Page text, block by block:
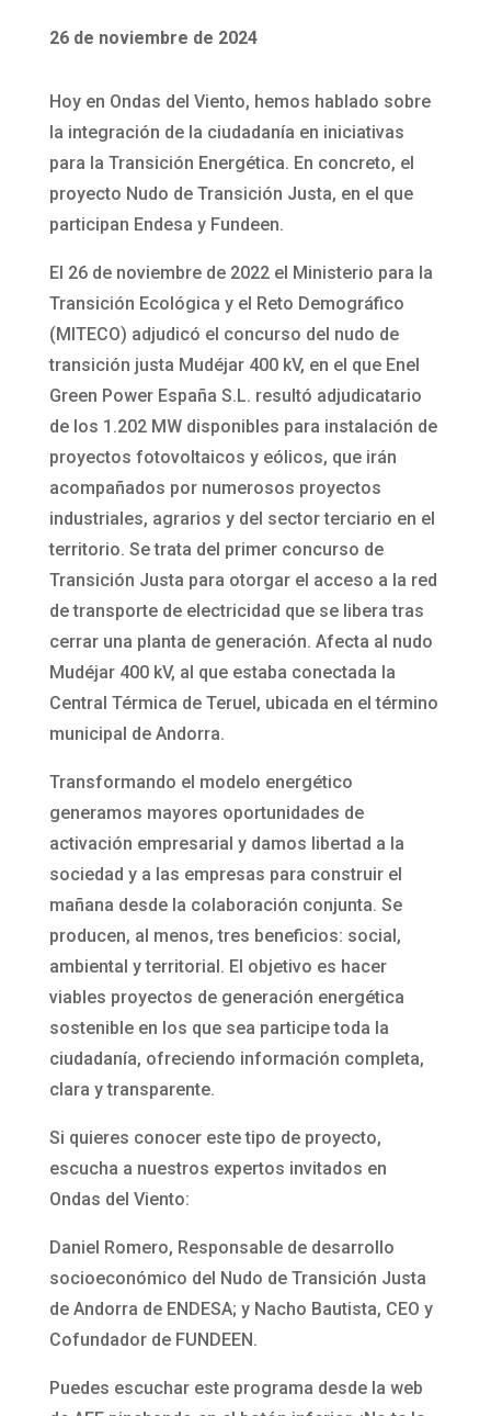
26 de noviembre de 2024
Hoy en Ondas del Viento, hemos hablado sobre
la integración de la ciudadanía en iniciativas
para la Transición Energética. En concreto, el
proyecto Nudo de Transición Justa, en el que
participan Endesa y Fundeen.
El 26 de noviembre de 2022 el Ministerio para la
Transición Ecológica y el Reto Demográfico
(MITECO) adjudicó el concurso del nudo de
transición justa Mudéjar 400 kV, en el que Enel
Green Power España S.L. resultó adjudicatario
de los 1.202 MW disponibles para instalación de
proyectos fotovoltaicos y eólicos, que irán
acompañados por numerosos proyectos
industriales, agrarios y del sector terciario en el
territorio. Se trata del primer concurso de
Transición Justa para otorgar el acceso a la red
de transporte de electricidad que se libera tras
cerrar una planta de generación. Afecta al nudo
Mudéjar 400 kV, al que estaba conectada la
Central Térmica de Teruel, ubicada en el término
municipal de Andorra.
Transformando el modelo energético
generamos mayores oportunidades de
activación empresarial y damos libertad a la
sociedad y a las empresas para construir el
mañana desde la colaboración conjunta. Se
producen, al menos, tres beneficios: social,
ambiental y territorial. El objetivo es hacer
viables proyectos de generación energética
sostenible en los que sea participe toda la
ciudadanía, ofreciendo información completa,
clara y transparente.
Si quieres conocer este tipo de proyecto,
escucha a nuestros expertos invitados en
Ondas del Viento:
Daniel Romero, Responsable de desarrollo
socioeconómico del Nudo de Transición Justa
de Andorra de ENDESA; y Nacho Bautista, CEO y
Cofundador de FUNDEEN.
Puedes escuchar este programa desde la web